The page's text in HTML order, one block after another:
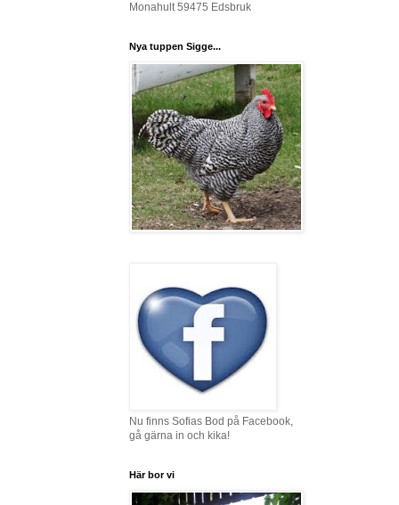
Monahult 59475 Edsbruk
Nya tuppen Sigge...
Nu finns Sofias Bod på Facebook,
gå gärna in och kika!
Här bor vi